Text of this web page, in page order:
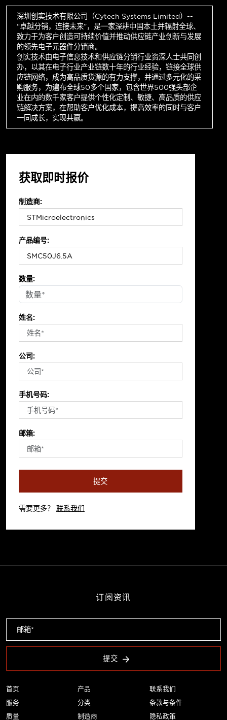
深圳创实技术有限公司（Cytech Systems Limited）--
“卓越分销，连接未来”，是一家深耕中国本土并辐射全球、
致力于为客户创造可持续价值并推动供应链产业创新与发展
的领先电子元器件分销商。
创实技术由电子信息技术和供应链分销行业资深人士共同创
办，以其在电子行业产业链数十年的行业经验，链接全球供
应链网络，成为高品质货源的有力支撑，并通过多元化的采
购服务，为遍布全球50多个国家，包含世界500强头部企
业在内的数千家客户提供个性化定制、敏捷、高品质的供应
链解决方案，在帮助客户优化成本，提高效率的同时与客户
一同成长，实现共赢。
获取即时报价
制造商:
产品编号:
数量:
姓名:
公司:
手机号码:
邮箱:
提交
需要更多？ 联系我们
首页
服务
质量
产品
分类
制造商
联系我们
条款与条件
隐私政策
订阅资讯
提交